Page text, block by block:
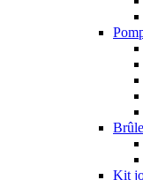
Kit